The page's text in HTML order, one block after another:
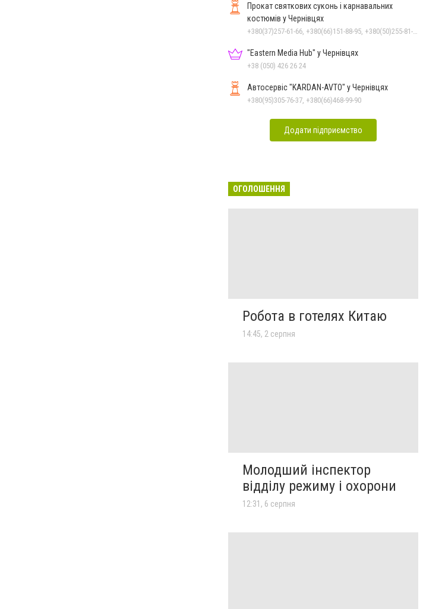
Прокат святкових суконь і карнавальних
костюмів у Чернівцях
"Eastern Media Hub" у Чернівцях
+38 (050) 426 26 24
Автосервіс "KARDAN-AVTO" у Чернівцях
+380(95)305-76-37, +380(66)468-99-90
Додати підприємство
ОГОЛОШЕННЯ
Робота в готелях Китаю
14:45, 2 серпня
Молодший інспектор
відділу режиму і охорони
12:31, 6 серпня